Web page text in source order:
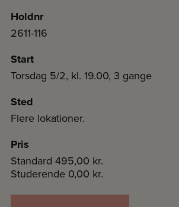
Holdnr
2611-116
Start
Torsdag 5/2, kl. 19.00, 3 gange
Sted
Flere lokationer.
Pris
Standard 495,00 kr.
Studerende 0,00 kr.